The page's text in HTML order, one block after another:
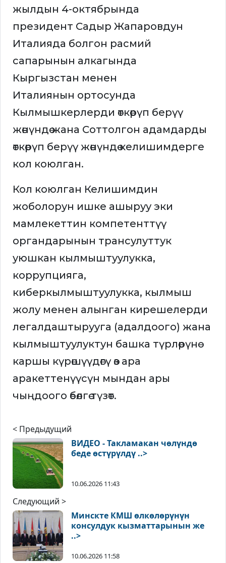
жылдын 4-октябрында
президент Садыр Жапаровдун
Италияда болгон расмий
сапарынын алкагында
Кыргызстан менен
Италиянын ортосунда
Кылмышкерлерди өткөрүп берүү
жөнүндө жана Соттолгон адамдарды
өткөрүп берүү жөнүндө келишимдерге
кол коюлган.
Кол коюлган Келишимдин
жоболорун ишке ашыруу эки
мамлекеттин компетенттүү
органдарынын трансулуттук
уюшкан кылмыштуулукка,
коррупцияга,
киберкылмыштуулукка, кылмыш
жолу менен алынган кирешелерди
легалдаштырууга (адалдоого) жана
кылмыштуулуктун башка түрлөрүнө
каршы күрөшүүдөгү өз ара
аракеттенүүсүн мындан ары
чыңдоого өбөлгө түзөт.
< Предыдущий
ВИДЕО - Такламакан чөлүндө
беде өстүрүлдү ..>
10.06.2026 11:43
Следующий >
Минскте КМШ өлкөлөрүнүн
консулдук кызматтарынын же
..>
10.06.2026 11:58